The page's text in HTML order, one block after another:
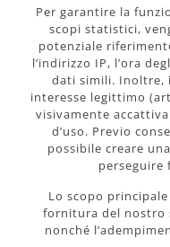
Per garantire la
scopi statistici,
potenziale
l’indirizzo IP, l’ora
dati simili. Inoltre,
interesse legittimo
visivamente
d’uso. Previo
possibile creare
perseguire
Lo scopo
fornitura del nostro
nonché